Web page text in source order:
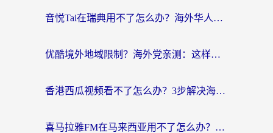
音悦Tai在瑞典用不了怎么办？海外华人追剧听歌的实用指南
优酷境外地域限制？海外党亲测：这样看国内剧再也不卡（附3个实用场景解决）
香港西瓜视频看不了怎么办？3步解决海外追剧难题，附靠谱加速器推荐
喜马拉雅FM在马来西亚用不了怎么办？海外华人亲测有效的回国加速指南